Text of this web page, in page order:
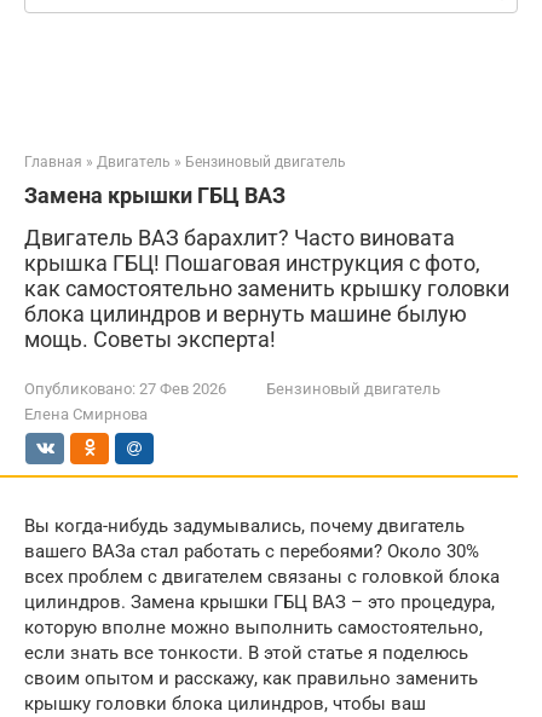
Главная » Двигатель » Бензиновый двигатель
Замена крышки ГБЦ ВАЗ
Двигатель ВАЗ барахлит? Часто виновата
крышка ГБЦ! Пошаговая инструкция с фото,
как самостоятельно заменить крышку головки
блока цилиндров и вернуть машине былую
мощь. Советы эксперта!
Опубликовано: 27 Фев 2026
Бензиновый двигатель
Елена Смирнова
Вы когда-нибудь задумывались, почему двигатель
вашего ВАЗа стал работать с перебоями? Около 30%
всех проблем с двигателем связаны с головкой блока
цилиндров. Замена крышки ГБЦ ВАЗ – это процедура,
которую вполне можно выполнить самостоятельно,
если знать все тонкости. В этой статье я поделюсь
своим опытом и расскажу, как правильно заменить
крышку головки блока цилиндров, чтобы ваш